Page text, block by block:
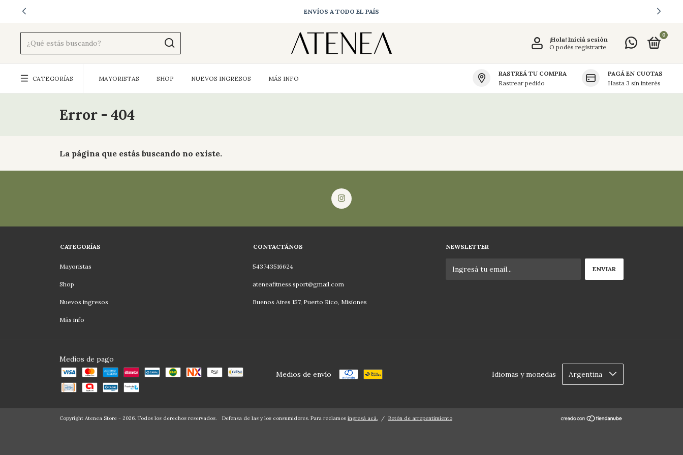
ENVÍOS A TODO EL PAÍS
¡Hola! Iniciá sesión
O podés registrarte
0
CATEGORÍAS MAYORISTAS SHOP NUEVOS INGRESOS MÁS INFO
RASTREÁ TU COMPRA
Rastrear pedido
PAGÁ EN CUOTAS
Hasta 3 sin interés
Error - 404
La página que estás buscando no existe.
CATEGORÍAS
Mayoristas
Shop
Nuevos ingresos
Más info
CONTACTÁNOS
543743516624
ateneafitness.sport@gmail.com
Buenos Aires 157, Puerto Rico, Misiones
NEWSLETTER
Medios de pago
Medios de envío
Idiomas y monedas
Copyright Atenea Store - 2026. Todos los derechos reservados. Defensa de las y los consumidores. Para reclamos ingresá acá. / Botón de arrepentimiento